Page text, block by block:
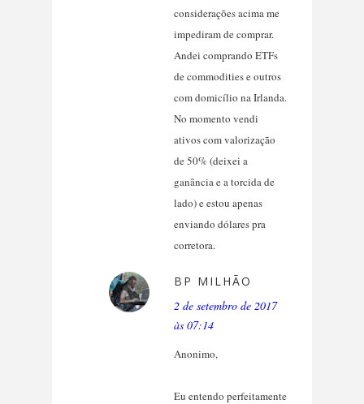
considerações acima me
impediram de comprar.
Andei comprando ETFs
de commodities e outros
com domicílio na Irlanda.
No momento vendi
ativos com valorização
de 50% (deixei a
ganância e a torcida de
lado) e estou apenas
enviando dólares pra
corretora.
BP MILHÃO
2 de setembro de 2017
às 07:14
Anonimo,
Eu entendo perfeitamente